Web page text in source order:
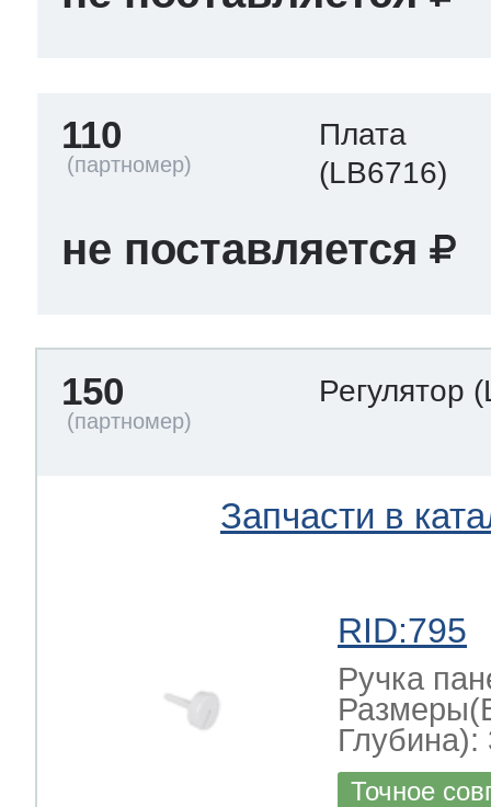
110
Плата
(LB6716)
не поставляется
150 Регулятор
Запчасти в
RID:795
Ручка
Глубина):
Точное